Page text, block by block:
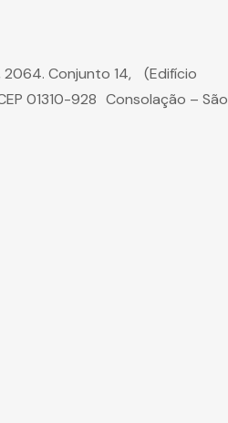
2064. Conjunto 14, (Edifício
01310-928 Consolação – São